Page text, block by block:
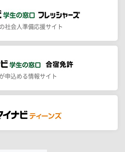
社会人準備応援サイト
申込める情報サイト